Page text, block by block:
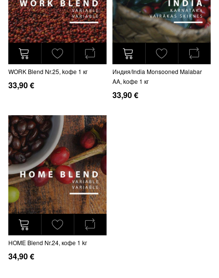
WORK Blend Nr.25, kофе 1 кг
33,90 €
Индия/India Monsooned Malabar
AA, kофе 1 кг
33,90 €
HOME Blend Nr.24, кофе 1 kг
34,90 €